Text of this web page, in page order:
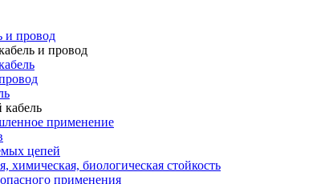
и провод
и провод
применение
цепей
химическая, биологическая стойкость
применения